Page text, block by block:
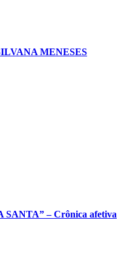
MENESES
– Crônica afetiva